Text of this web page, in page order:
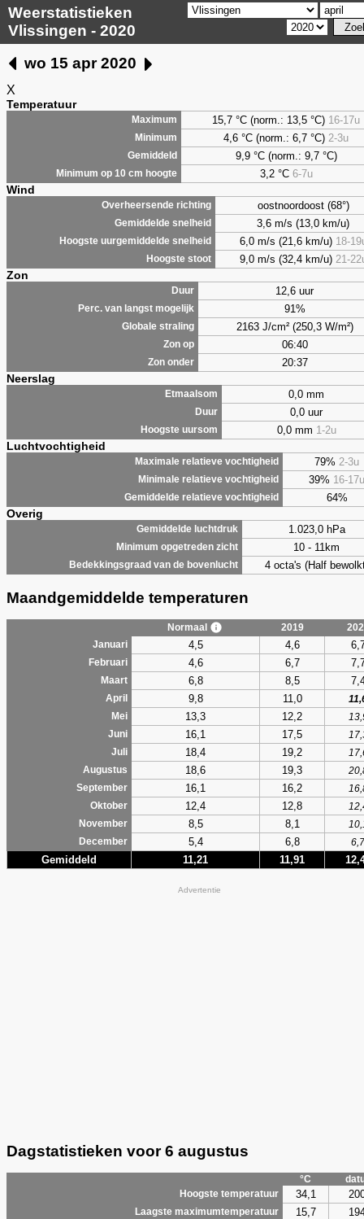
Weerstatistieken
Vlissingen - 2020
wo 15 apr 2020
X
Temperatuur
Maximum 15,7 °C (norm.: 13,5 °C) 16-17u
Minimum 4,6 °C (norm.: 6,7 °C) 2-3u
Gemiddeld 9,9°C (norm.: 9,7 °C)
Minimum op 10 cm hoogte 3,2°C 6-7u
Wind
Overheersende richting oostnoordoost (68°)
Gemiddelde snelheid 3,6 m/s (13,0 km/u)
Hoogste uurgemiddelde snelheid 6,0 m/s (21,6 km/u) 18-
Hoogste stoot 9,0 m/s (32,4 km/u) 21-
Zon
Duur 12,6 uur
Perc. van langst mogelijk 91%
Globale straling 2163 J/cm² (250,3 W/m²)
Zon op 06:40
Zon onder 20:37
Neerslag
Etmaalsom 0,0 mm
Duur 0,0 uur
Hoogste uursom 0,0 mm 1-2u
Luchtvochtigheid
Maximale relatieve vochtigheid 79% 2-3u
Minimale relatieve vochtigheid 39% 16-17u
Gemiddelde relatieve vochtigheid 64%
Overig
Gemiddelde luchtdruk 1.023,0 hPa
Minimum opgetreden zicht 10 - 11km
Bedekkingsgraad van de bovenlucht 4 octa's (Half
Maandgemiddelde temperaturen
Normaal 2019
Januari
4,5 4,6
Februari 4,6 6,7
Maart 6,8 8,5
April 9,8 11,0
Mei
13,3 12,2
Juni
16,1 17,5
Juli
18,4 19,2
Augustus
18,6 19,3
September
16,1 16,2
Oktober
12,4 12,8
November
8,5 8,1
December
5,4 6,8 6,7
Gemiddeld 11,21 11,91
Advertentie
Dagstatistieken voor 6 augustus
°C
Hoogste temperatuur
34,1
Laagste maximumtemperatuur 15,7